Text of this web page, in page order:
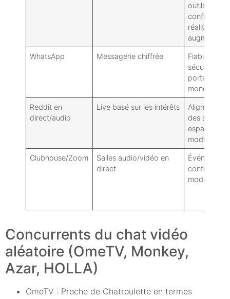
outils de
réalité
augmentée
WhatsApp Messagerie chiffrée
Fiabilité,
sécurité,
portée
mondiale
Reddit en
direct/audio
Live basé sur les intérêts
Alignement
des sujets,
espaces
modifiés
Clubhouse/Zoom
Salles audio/vidéo en
direct
contrôles
modération
Concurrents du chat vidéo
aléatoire (OmeTV, Monkey,
Azar, HOLLA)
OmeTV : Proche de Chatroulette en termes